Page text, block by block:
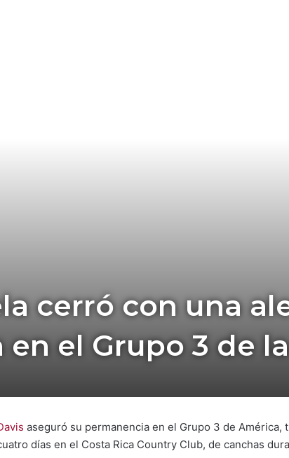
cerró con una
el Grupo 3 de
aseguró su permanencia en el Grupo 3 de
días en el Costa Rica Country Club, de canchas